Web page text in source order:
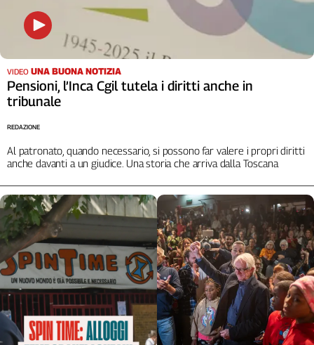
L'Italia
nel
Territori
Abruzzo-
Alto
Adige
Basilicata
Campania
Emilia-
Romagna
Friuli
Venezia
Giulia
Liguria
Lombardia
VIDEO UNA BUONA NOTIZIA
Pensioni, l’Inca Cgil tutela i diritti anche in
tribunale
Al patronato, quando necessario, si possono far valere i propri diritti
anche davanti a un giudice. Una storia che arriva dalla Toscana
REDAZIONE